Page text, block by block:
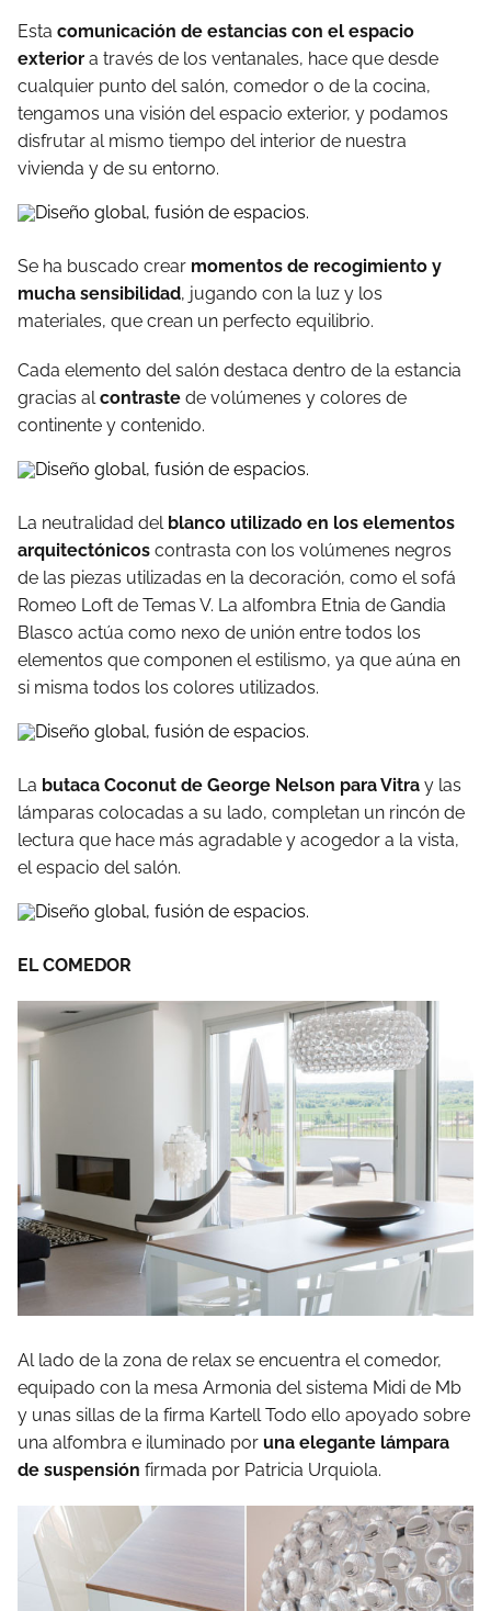
Esta comunicación de estancias con el espacio
exterior a través de los ventanales, hace que desde
cualquier punto del salón, comedor o de la cocina,
tengamos una visión del espacio exterior, y podamos
disfrutar al mismo tiempo del interior de nuestra
vivienda y de su entorno.
Se ha buscado crear momentos de recogimiento y
mucha sensibilidad, jugando con la luz y los
materiales, que crean un perfecto equilibrio.
Cada elemento del salón destaca dentro de la estancia
gracias al contraste de volúmenes y colores de
continente y contenido.
La neutralidad del blanco utilizado en los elementos
arquitectónicos contrasta con los volúmenes negros
de las piezas utilizadas en la decoración, como el sofá
Romeo Loft de Temas V. La alfombra Etnia de Gandia
Blasco actúa como nexo de unión entre todos los
elementos que componen el estilismo, ya que aúna en
si misma todos los colores utilizados.
La butaca Coconut de George Nelson para Vitra y las
lámparas colocadas a su lado, completan un rincón de
lectura que hace más agradable y acogedor a la vista,
el espacio del salón.
EL COMEDOR
Al lado de la zona de relax se encuentra el comedor,
equipado con la mesa Armonia del sistema Midi de Mb
y unas sillas de la firma Kartell Todo ello apoyado sobre
una alfombra e iluminado por una elegante lámpara
de suspensión firmada por Patricia Urquiola.